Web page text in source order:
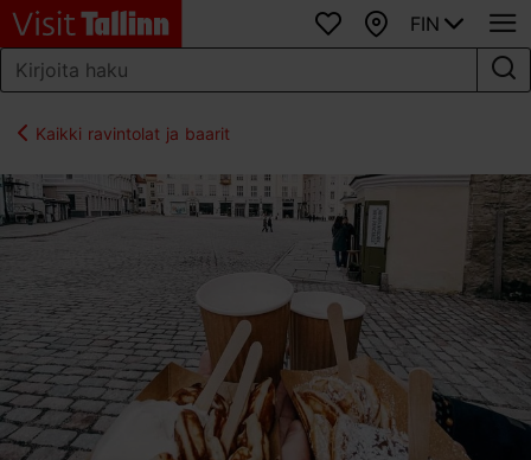
SuosikitKartta
FIN
Kaikki ravintolat ja baarit